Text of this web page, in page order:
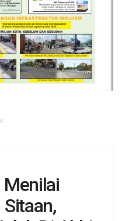
Menilai